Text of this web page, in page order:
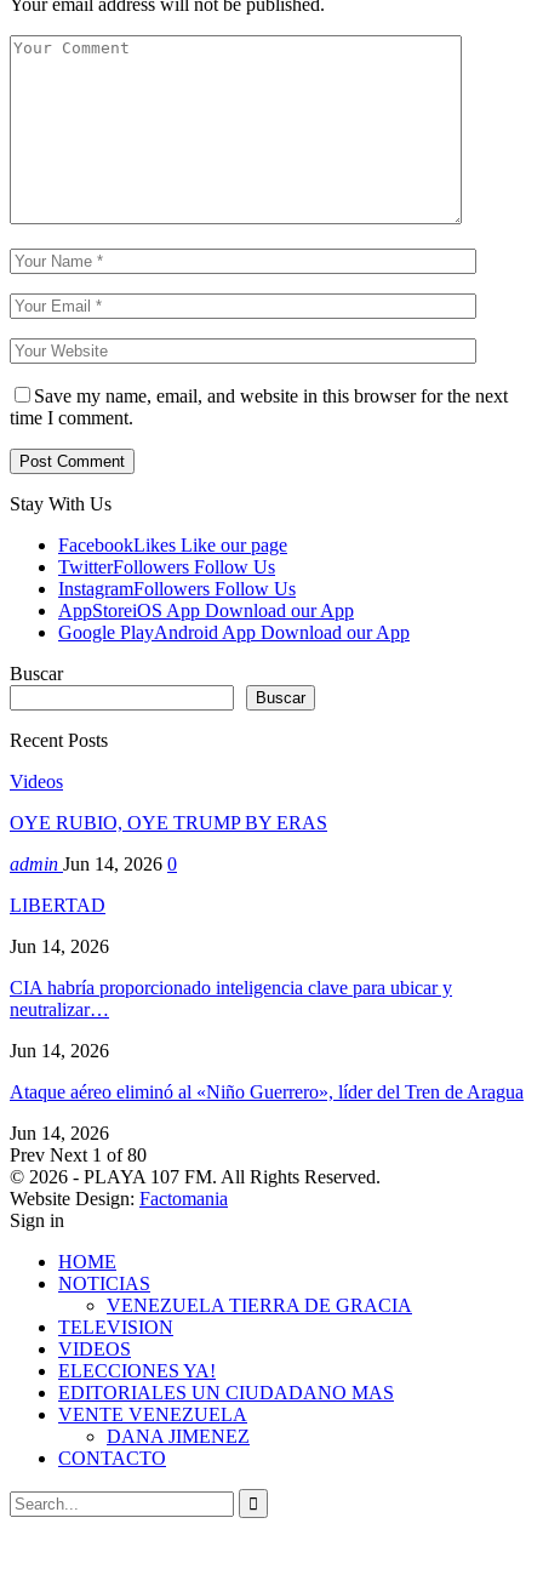
Save my name, email, and website in this browser for the next
time I comment.
Stay With Us
FacebookLikes Like our page
TwitterFollowers Follow Us
InstagramFollowers Follow Us
AppStoreiOS App Download our App
Google PlayAndroid App Download our App
Buscar
Buscar
Recent Posts
Videos
OYE RUBIO, OYE TRUMP BY ERAS
admin Jun 14, 2026 0
LIBERTAD
Jun 14, 2026
CIA habría proporcionado inteligencia clave para ubicar y
neutralizar…
Jun 14, 2026
Ataque aéreo eliminó al «Niño Guerrero», líder del Tren de Aragua
Jun 14, 2026
Prev Next 1 of 80
© 2026 - PLAYA 107 FM. All Rights Reserved.
Website Design: Factomania
Sign in
HOME
NOTICIAS
VENEZUELA TIERRA DE GRACIA
TELEVISION
VIDEOS
ELECCIONES YA!
EDITORIALES UN CIUDADANO MAS
VENTE VENEZUELA
DANA JIMENEZ
CONTACTO